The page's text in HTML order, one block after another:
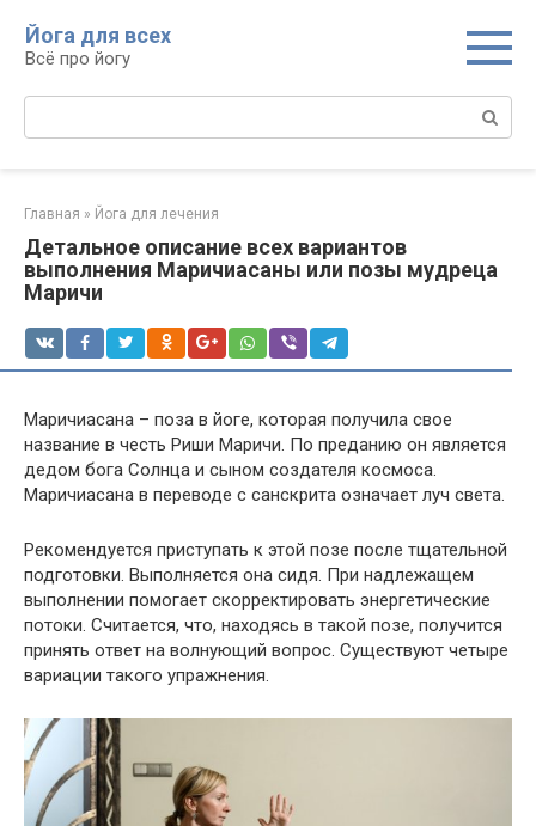
контенту
Йога для всех
Всё про йогу
Главная » Йога для лечения
Детальное описание всех вариантов
выполнения Маричиасаны или позы мудреца
Маричи
Маричиасана – поза в йоге, которая получила свое
название в честь Риши Маричи. По преданию он является
дедом бога Солнца и сыном создателя космоса.
Маричиасана в переводе с санскрита означает луч света.
Рекомендуется приступать к этой позе после тщательной
подготовки. Выполняется она сидя. При надлежащем
выполнении помогает скорректировать энергетические
потоки. Считается, что, находясь в такой позе, получится
принять ответ на волнующий вопрос. Существуют четыре
вариации такого упражнения.